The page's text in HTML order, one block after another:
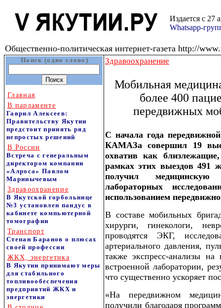
Издается с 27
Whatsapp-
Общественно-политическая интернет-газета http://
Поиск (одно слово)
Главная
В парламенте
Гаврил Алексеев:
Правительству Якутии
предстоит принять ряд
непростых решений
В России
Встреча с генеральным
директором компании
«Алроса» Павлом
Маринычевым
Здравоохранение
В Якутской горбольнице
№3 установлен пандус в
кабинете компьютерной
томографии
Транспорт
Степан Баранов о плюсах
своей профессии
ЖКХ, энергетика
В Якутии принимают меры
для стабильного
топливообеспечения
предприятий ЖКХ и
энергетики
Здравоохранение
Мобильная
более 400
передвижных
С начала года
КАМАЗа совершил 19
охватив как
рамках этих выездов 491
получил
лабораторных
использованием
В составе мобильных
хирурги, гинекологи,
проводятся ЭКГ,
артериального давления,
также экспресс-анализы на
встроенной лаборатории,
что существенно ускоряет
«На передвижном
получили благодаря